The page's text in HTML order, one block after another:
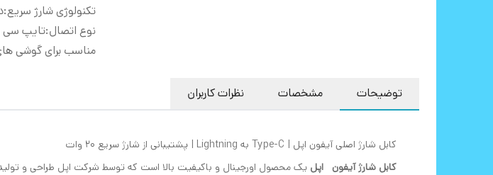
تکنولوژی شارژ سریع:
نوع اتصال:تایپ سی
مناسب برای گوشی
توضیحات مشخصات نظرات کاربران
کابل شارژ اصلی آیفون اپل | Type-C به Lightning | پشتیبانی از شارژ سریع 20 وات
کابل شارژ آیفون اپل یک محصول اورجینال و باکیفیت بالا است که توسط شرکت اپل طراحی و تولید